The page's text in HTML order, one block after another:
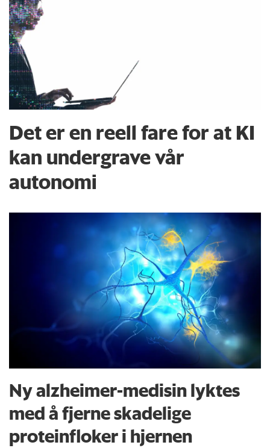
Det er en reell fare for at KI
kan undergrave vår
autonomi
Ny alzheimer-medisin lyktes
med å fjerne skadelige
proteinfloker i hjernen